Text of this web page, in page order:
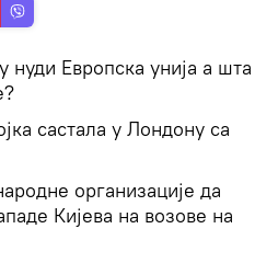
Европска унија а шта
састала у Лондону са
организације да
Кијева на возове на